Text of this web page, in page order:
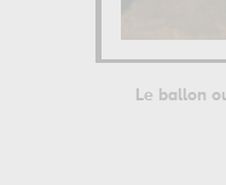
Le ballon